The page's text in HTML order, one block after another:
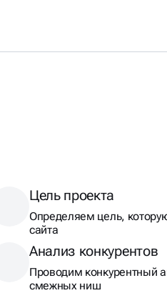
Цель проекта
Определяем цель,
сайта
Анализ конкурентов
Проводим конкурентный
смежных ниш